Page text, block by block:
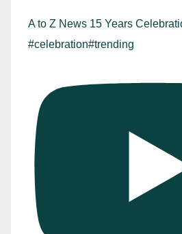
A to Z News 15 Years
#celebration#trending